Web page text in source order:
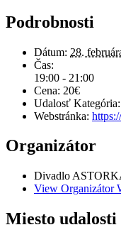
Podrobnosti
Dátum: 28.
Čas:
19:00 - 21:00
Cena: 20€
Udalosť Kategória:
Webstránka:
Organizátor
Divadlo
View Organizátor
Miesto udalosti